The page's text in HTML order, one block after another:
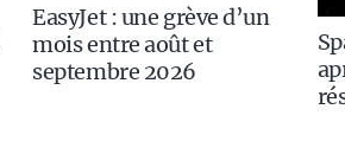
EasyJet : une grève d’un
mois entre août et
septembre 2026